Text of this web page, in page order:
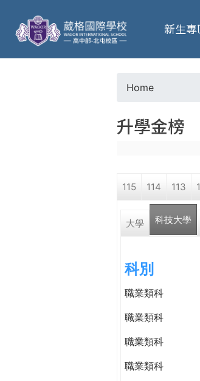
葳
格
o
a
r
h
e
r
e
Home
升學金榜
115 114 113
大學 科技大學
科別
職業類科
職業類科
職業類科
職業類科
新生專